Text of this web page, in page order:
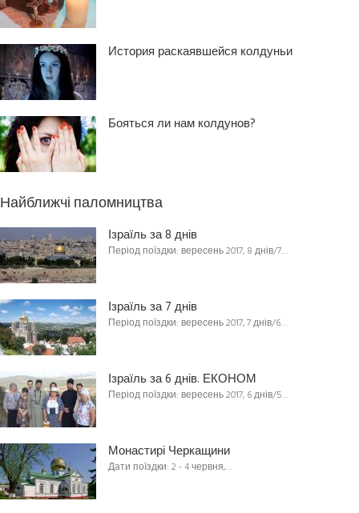
История раскаявшейся колдуньи
Бояться ли нам колдунов?
Найближчі паломництва
Ізраїль за 8 днів
Період поїздки: вересень 2017, 8 днів/7…
Ізраїль за 7 днів
Період поїздки: вересень 2017, 7 днів/6…
Ізраїль за 6 днів. ЕКОНОМ
Період поїздки: вересень 2017, 6 днів/5…
Монастирі Черкащини
Дати поїздки: 2 - 4 червня,…